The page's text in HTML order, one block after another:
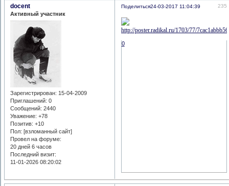
Поделиться 235
24-03-2017 11:04:39
docent
Активный участник
Зарегистрирован: 15-04-2009
Приглашений: 0
Сообщений: 2440
Уважение: +78
Позитив: +10
Пол: [взломанный сайт]
Провел на форуме:
20 дней 6 часов
Последний визит:
11-01-2026 08:20:02
0